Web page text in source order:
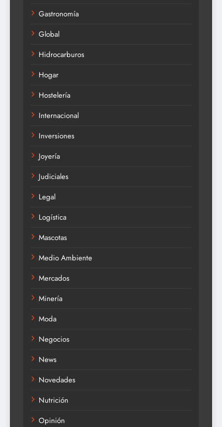
Gastronomía
Global
Hidrocarburos
Hogar
Hostelería
Internacional
Inversiones
Joyería
Judiciales
Legal
Logística
Mascotas
Medio Ambiente
Mercados
Minería
Moda
Negocios
News
Novedades
Nutrición
Opinión